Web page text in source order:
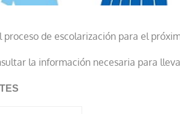
de escolarización para el
la información necesaria para